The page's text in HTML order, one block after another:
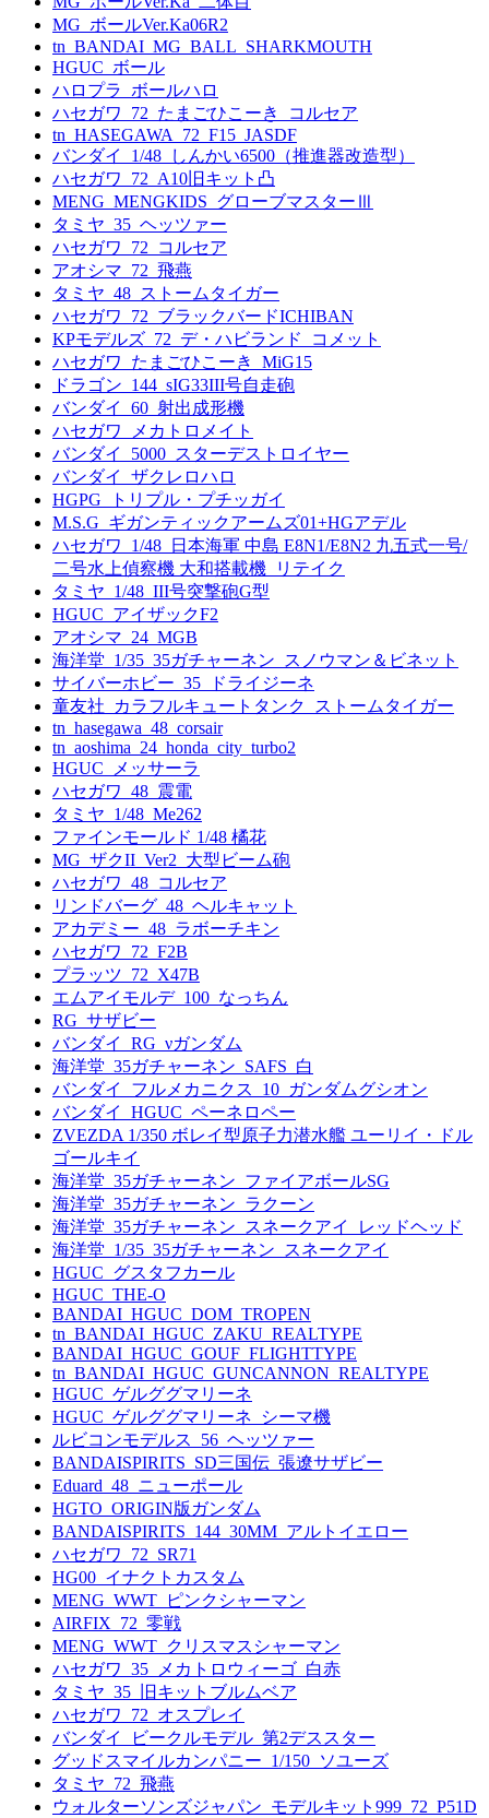
MG_ボールVer.Ka06R2
tn_BANDAI_MG_BALL_SHARKMOUTH
HGUC_ボール
ハロプラ_ボールハロ
ハセガワ_72_たまごひこーき_コルセア
tn_HASEGAWA_72_F15_JASDF
バンダイ_1/48_しんかい6500（推進器改造型）
ハセガワ_72_A10旧キット凸
MENG_MENGKIDS_グローブマスターⅢ
タミヤ_35_ヘッツァー
ハセガワ_72_コルセア
アオシマ_72_飛燕
タミヤ_48_ストームタイガー
ハセガワ_72_ブラックバードICHIBAN
KPモデルズ_72_デ・ハビランド_コメット
ハセガワ_たまごひこーき_MiG15
ドラゴン_144_sIG33III号自走砲
バンダイ_60_射出成形機
ハセガワ_メカトロメイト
バンダイ_5000_スターデストロイヤー
バンダイ_ザクレロハロ
HGPG_トリプル・プチッガイ
M.S.G_ギガンティックアームズ01+HGアデル
ハセガワ_1/48_日本海軍 中島 E8N1/E8N2 九五式一号/
二号水上偵察機 大和搭載機_リテイク
タミヤ_1/48_III号突撃砲G型
HGUC_アイザックF2
アオシマ_24_MGB
海洋堂_1/35_35ガチャーネン_スノウマン＆ビネット
サイバーホビー_35_ドライジーネ
童友社_カラフルキュートタンク_ストームタイガー
tn_hasegawa_48_corsair
tn_aoshima_24_honda_city_turbo2
HGUC_メッサーラ
ハセガワ_48_震電
タミヤ_1/48_Me262
ファインモールド 1/48 橘花
MG_ザクII_Ver2_大型ビーム砲
ハセガワ_48_コルセア
リンドバーグ_48_ヘルキャット
アカデミー_48_ラボーチキン
ハセガワ_72_F2B
プラッツ_72_X47B
エムアイモルデ_100_なっちん
RG_サザビー
バンダイ_RG_νガンダム
海洋堂_35ガチャーネン_SAFS_白
バンダイ_フルメカニクス_10_ガンダムグシオン
バンダイ_HGUC_ペーネロペー
ZVEZDA 1/350 ボレイ型原子力潜水艦 ユーリイ・ドル
ゴールキイ
海洋堂_35ガチャーネン_ファイアボールSG
海洋堂_35ガチャーネン_ラクーン
海洋堂_35ガチャーネン_スネークアイ_レッドヘッド
海洋堂_1/35_35ガチャーネン_スネークアイ
HGUC_グスタフカール
HGUC_THE-O
BANDAI_HGUC_DOM_TROPEN
tn_BANDAI_HGUC_ZAKU_REALTYPE
BANDAI_HGUC_GOUF_FLIGHTTYPE
tn_BANDAI_HGUC_GUNCANNON_REALTYPE
HGUC_ゲルググマリーネ
HGUC_ゲルググマリーネ_シーマ機
ルビコンモデルス_56_ヘッツァー
BANDAISPIRITS_SD三国伝_張遼サザビー
Eduard_48_ニューポール
HGTO_ORIGIN版ガンダム
BANDAISPIRITS_144_30MM_アルトイエロー
ハセガワ_72_SR71
HG00_イナクトカスタム
MENG_WWT_ピンクシャーマン
AIRFIX_72_零戦
MENG_WWT_クリスマスシャーマン
ハセガワ_35_メカトロウィーゴ_白赤
タミヤ_35_旧キットブルムベア
ハセガワ_72_オスプレイ
バンダイ_ビークルモデル_第2デススター
グッドスマイルカンパニー_1/150_ソユーズ
タミヤ_72_飛燕
ウォルターソンズジャパン_モデルキット999_72_P51D